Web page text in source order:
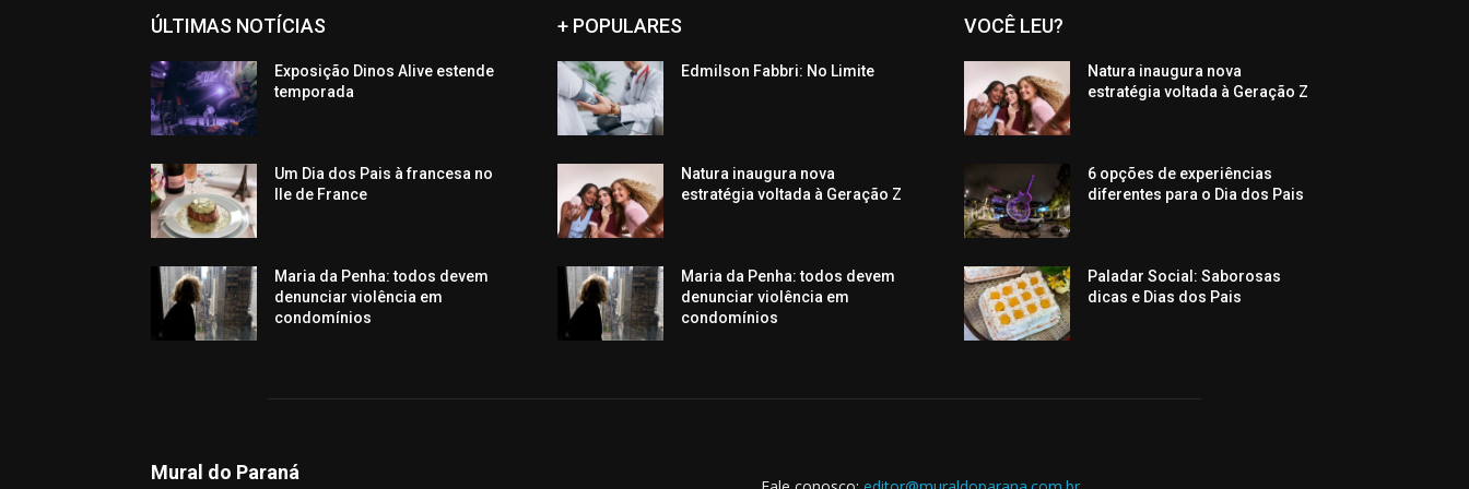
ÚLTIMAS NOTÍCIAS
Exposição Dinos Alive estende
temporada
Um Dia dos Pais à francesa no
Ile de France
Maria da Penha: todos devem
denunciar violência em
condomínios
+ POPULARES
Edmilson Fabbri: No Limite
Natura inaugura nova
estratégia voltada à Geração Z
Maria da Penha: todos devem
denunciar violência em
condomínios
VOCÊ LEU?
Natura inaugura nova
estratégia voltada à Geração Z
6 opções de experiências
diferentes para o Dia dos Pais
Paladar Social: Saborosas
dicas e Dias dos Pais
Mural do Paraná